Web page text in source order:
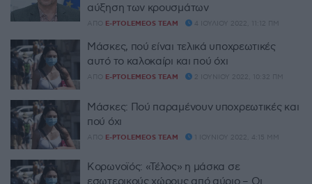
αύξηση των κρουσμάτων
ΑΠΌ E-PTOLEMEOS TEAM 4 ΙΟΥΛΊΟΥ 2022, 11:12 ΠΜ
Μάσκες, πού είναι τελικά υποχρεωτικές
αυτό το καλοκαίρι και πού όχι
ΑΠΌ E-PTOLEMEOS TEAM 2 ΙΟΥΝΊΟΥ 2022, 10:32 ΠΜ
Μάσκες: Πού παραμένουν υποχρεωτικές και
πού όχι
ΑΠΌ E-PTOLEMEOS TEAM 1 ΙΟΥΝΊΟΥ 2022, 4:15 ΜΜ
Κορωνοϊός: «Τέλος» η μάσκα σε
εσωτερικούς χώρους από αύριο – Οι